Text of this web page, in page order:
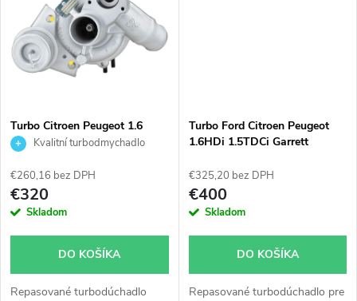
o
o
v
Turbo Citroen Peugeot 1.6
THP 1.6 KKK 53039700121
Kvalitní turbodmychadlo
€260,16 bez DPH
€320
Skladom
DO KOŠÍKA
Repasované turbodúchadlo
Turbo Ford Citroen Peugeot
1.6HDi 1.5TDCi Garrett
€325,20 bez DPH
€400
Skladom
DO KOŠÍKA
Repasované turbodúchadlo pre